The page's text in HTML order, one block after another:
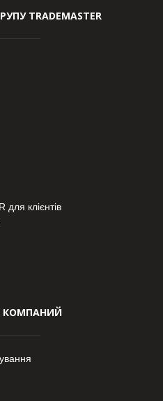
TRADEMASTER
клієнтів
КОМПАНИЙ